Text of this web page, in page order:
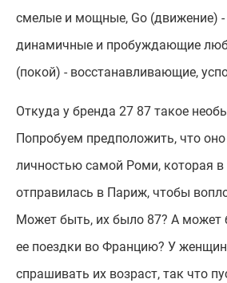
смелые и мощные, Go (движение) -
динамичные и пробуждающие
(покой) - восстанавливающие,
Откуда у бренда 27 87 такое
Попробуем предположить, что
личностью самой Роми, которая в
отправилась в Париж, чтобы
Может быть, их было 87? А может
ее поездки во Францию? У
спрашивать их возраст, так что